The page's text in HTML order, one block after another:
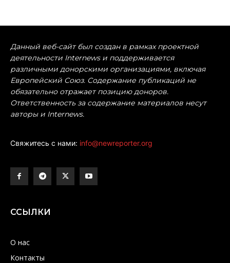
Данный веб-сайт был создан в рамках проектной
деятельности Internews и поддерживается
различными донорскими организациями, включая
Европейский Союз. Содержание публикаций не
обязательно отражает позицию доноров.
Ответственность за содержание материалов несут
авторы и Internews.
Свяжитесь с нами: info@newreporter.org
ССЫЛКИ
О нас
Контакты